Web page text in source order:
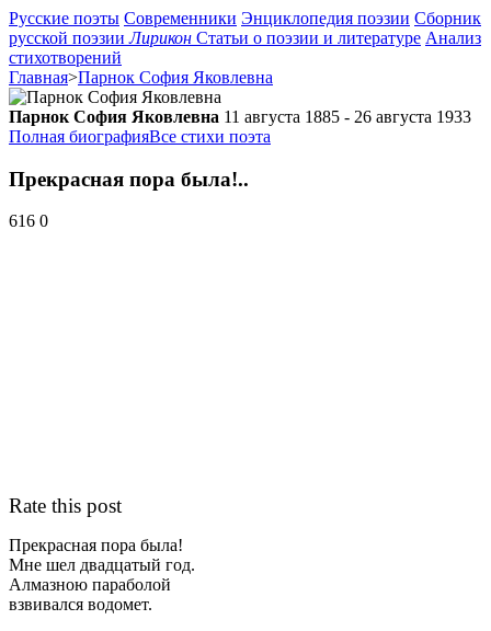
Русские поэты Современники Энциклопедия поэзии Сборник
русской поэзии Лирикон Статьи о поэзии и литературе Анализ
стихотворений
Главная>Парнок София Яковлевна
Парнок София Яковлевна 11 августа 1885 - 26 августа 1933
Полная биографияВсе стихи поэта
Прекрасная пора была!..
616 0
Rate this post
Прекрасная пора была!
Мне шел двадцатый год.
Алмазною параболой
взвивался водомет.